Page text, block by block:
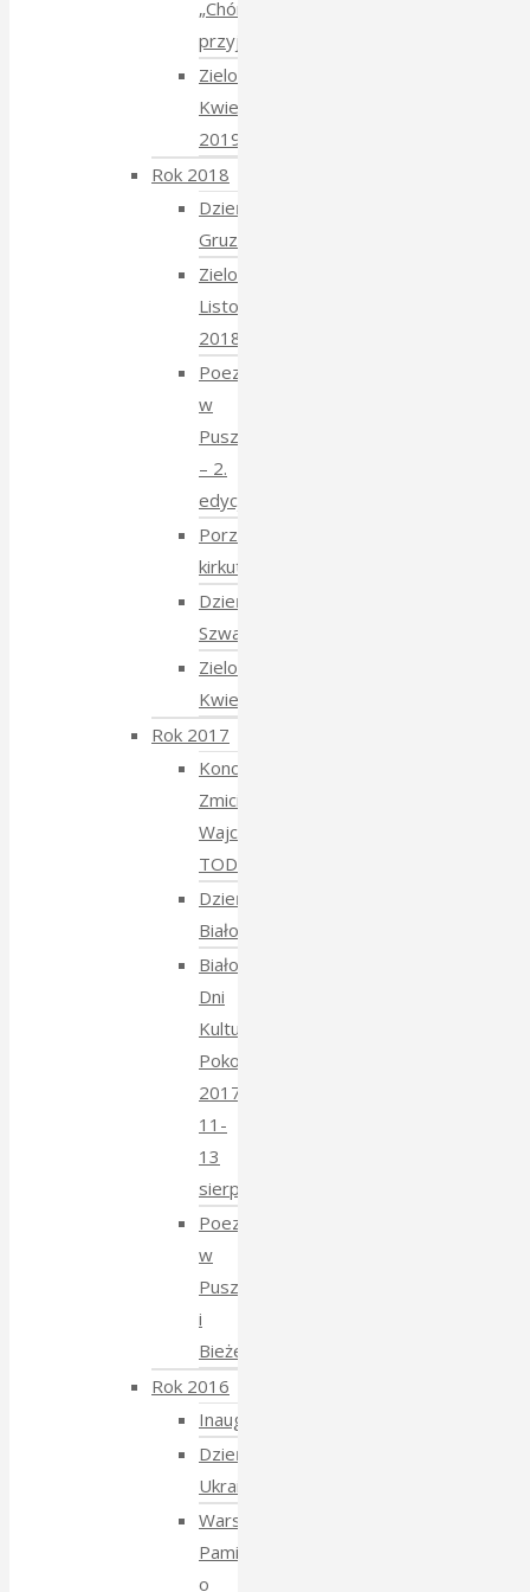
„Chór
przyjechał”
Zielony
Kwiecień
2019
Rok 2018
Dzień
Gruziński
Zielony
Listopad
2018
Poezja
w
Puszczy
– 2.
edycja
Porządkowanie
kirkutu
Dzień
Szwajcarski
Zielony
Kwiecień
Rok 2017
Koncert
Zmiciera
Wajciuszkiewicza
TODARA
Dzień
Białoruski
Białowieskie
Dni
Kultury
Pokoju
2017
11-
13
sierpnia
Poezja
w
Puszczy
i
Bieżeństwo
Rok 2016
Inauguracja
Dzień
Ukraiński
Warsztaty:
Pamiętajmy
o